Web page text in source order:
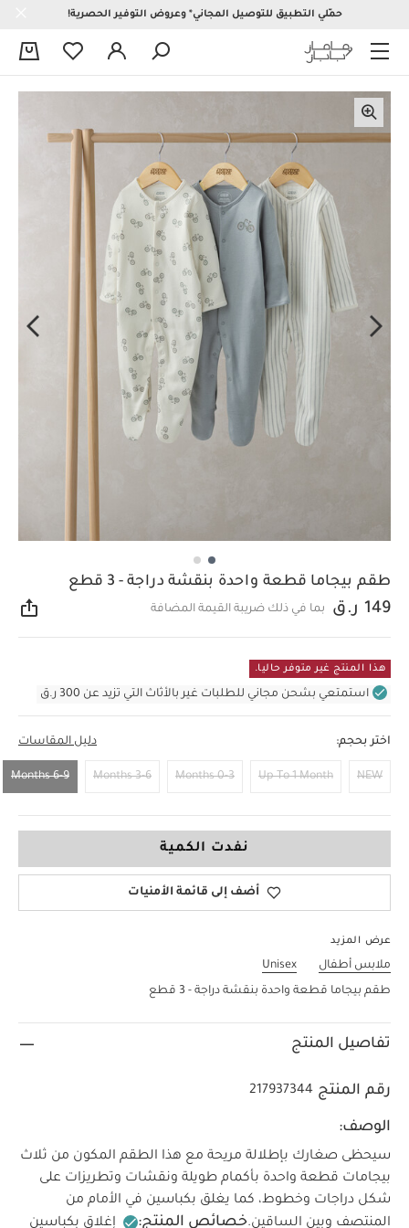
حمّلي التطبيق للتوصيل المجاني* وعروض التوفير الحصرية!
طقم بيجاما قطعة واحدة بنقشة دراجة - 3 قطع
149 ر.ق بما في ذلك ضريبة القيمة المضافة
هذا المنتج غير متوفر حاليا.
استمتعي بشحن مجاني للطلبات غير بالأثاث التي تزيد عن 300 ر.ق
اختر بحجم: دليل المقاسات
NEW
Up To 1 Month
0-3 Months
3-6 Months
6-9 Months
نفدت الكمية
أضف إلى قائمة الأمنيات
عرض المزيد
ملابس أطفال
Unisex
طقم بيجاما قطعة واحدة بنقشة دراجة - 3 قطع
تفاصيل المنتج
رقم المنتج 217937344
الوصف:
سيحظى صغارك بإطلالة مريحة مع هذا الطقم المكون من ثلاث
بيجامات قطعة واحدة بأكمام طويلة ونقشات وتطريزات على
شكل دراجات وخطوط، كما يغلق بكباسين في الأمام من
المنتصف وبين الساقين.خصائص المنتج:
إغلاق بكباسين